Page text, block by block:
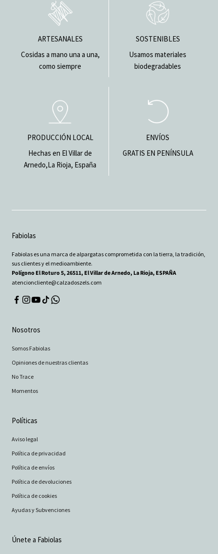
ARTESANALES
Cosidas a mano una a una,
como siempre
SOSTENIBLES
Usamos materiales
biodegradables
PRODUCCIÓN LOCAL
Hechas en El Villar de
Arnedo,La Rioja, España
ENVÍOS
GRATIS EN PENÍNSULA
Fabiolas
Fabiolas es una marca de alpargatas comprometida con la tierra, la tradición,
sus clientes y el medioambiente.
Polígono El Roturo 5, 26511, El Villar de Arnedo, La Rioja, ESPAÑA
atencioncliente@calzadoszels.com
Nosotros
Somos Fabiolas
Opiniones de nuestras clientas
No Trace
Momentos
Políticas
Aviso legal
Política de privacidad
Política de envíos
Política de devoluciones
Política de cookies
Ayudas y Subvenciones
Únete a Fabiolas